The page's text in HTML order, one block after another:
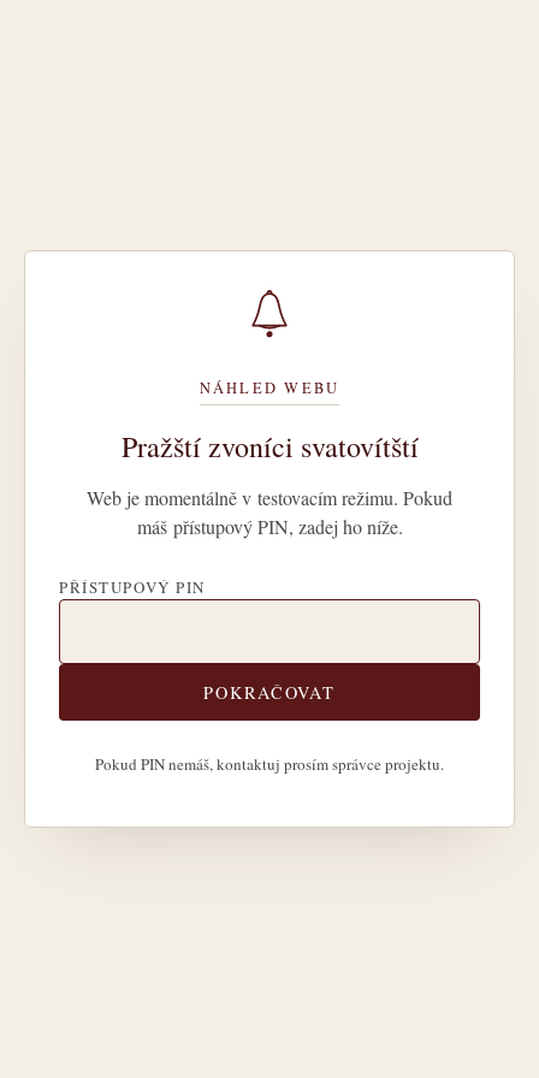
NÁHLED WEBU
Pražští zvoníci svatovítští
Web je momentálně v testovacím režimu. Pokud
máš přístupový PIN, zadej ho níže.
PŘÍSTUPOVÝ PIN
POKRAČOVAT
Pokud PIN nemáš, kontaktuj prosím správce projektu.